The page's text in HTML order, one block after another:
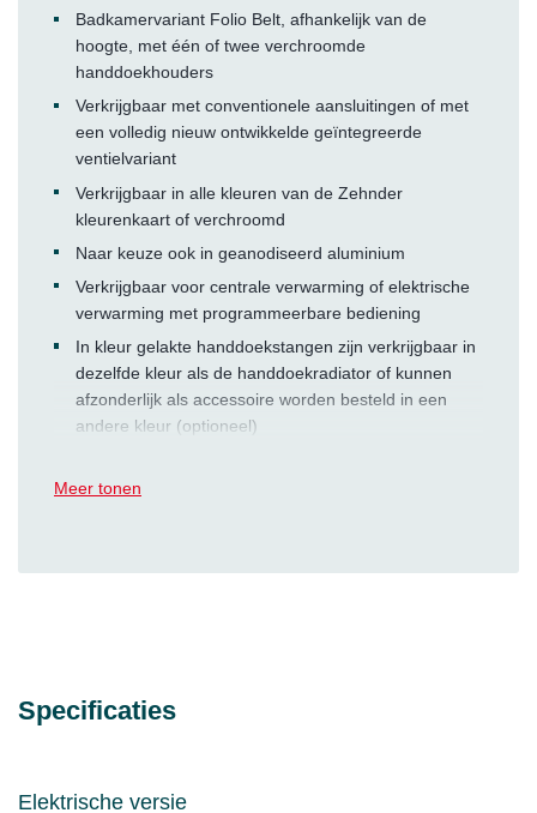
Badkamervariant Folio Belt, afhankelijk van de
hoogte, met één of twee verchroomde
handdoekhouders
Verkrijgbaar met conventionele aansluitingen of met
een volledig nieuw ontwikkelde geïntegreerde
ventielvariant
Verkrijgbaar in alle kleuren van de Zehnder
kleurenkaart of verchroomd
Naar keuze ook in geanodiseerd aluminium
Verkrijgbaar voor centrale verwarming of elektrische
verwarming met programmeerbare bediening
In kleur gelakte handdoekstangen zijn verkrijgbaar in
dezelfde kleur als de handdoekradiator of kunnen
afzonderlijk als accessoire worden besteld in een
andere kleur (optioneel)
Meer tonen
Specificaties
Elektrische versie